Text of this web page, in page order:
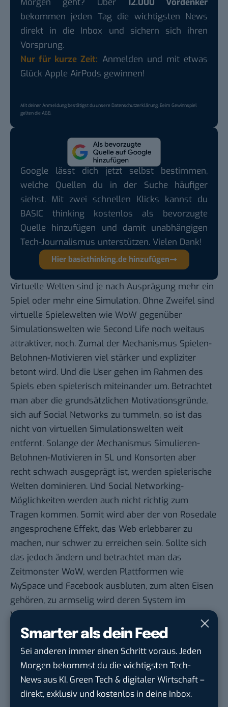
Smarter als dein Feed
Sei anderen immer einen Schritt voraus. Jeden
Morgen bekommst du die wichtigsten Tech-
News aus KI, Green Tech & digitaler Wirtschaft –
direkt, exklusiv und kostenlos in deine Inbox.
bekommen jeden Tag die wichtigsten News
direkt in die Inbox und sichern sich ihren
Vorsprung.
Nur für kurze Zeit: Anmelden und mit etwas
Glück Apple AirPods gewinnen!
Mit deiner Anmeldung bestätigst du unsereDatenschutzerklärung. Beim Gewinnspiel
gelten dieAGB.
Google lässt dich jetzt selbst bestimmen,
welche Quellen du in der Suche häufiger
siehst. Mit zwei schnellen Klicks kannst du
BASIC thinking kostenlos als bevorzugte
Quelle hinzufügen und damit unabhängigen
Tech-Journalismus unterstützen. Vielen Dank!
Hier basicthinking.de hinzufügen
Virtuelle Welten sind je nach Ausprägung mehr ein
Spiel oder mehr eine Simulation. Ohne Zweifel sind
virtuelle Spielewelten wie WoW gegenüber
Simulationswelten wie Second Life noch weitaus
attraktiver, noch. Zumal der Mechanismus Spielen-
Belohnen-Motivieren viel stärker und expliziter
betont wird. Und die User gehen im Rahmen des
Spiels eben spielerisch miteinander um. Betrachtet
man aber die grundsätzlichen Motivationsgründe,
sich auf Social Networks zu tummeln, so ist das
nicht von virtuellen Simulationswelten weit
entfernt. Solange der Mechanismus Simulieren-
Belohnen-Motivieren in SL und Konsorten aber
recht schwach ausgeprägt ist, werden spielerische
Welten dominieren. Und Social Networking-
Möglichkeiten werden auch nicht richtig zum
Tragen kommen. Somit wird aber der von Rosedale
angesprochene Effekt, das Web erlebbarer zu
machen, nur schwer zu erreichen sein. Sollte sich
das jedoch ändern und betrachtet man das
Zeitmonster WoW, werden Plattformen wie
MySpace und Facebook ausbluten, zum alten Eisen
gehören, zu armselig wird deren System im
Vergleich zu den sozialen Interaktionsmöglichkeiten
in virtuellen Welten erscheinen. Alleine die
„Facebook/MySpace-Freunde“ als statisches
Bildchen mit etwas Profildaten drumherum sieht,
mutet jetzt schon archaisch an. Kommuniziere ich
mit ihm, muss ich ihm über eine schnöde Textbox